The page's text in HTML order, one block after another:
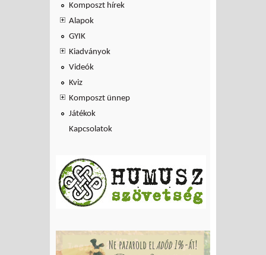
Komposzt hírek
Alapok
GYIK
Kiadványok
Videók
Kviz
Komposzt ünnep
Játékok
Kapcsolatok